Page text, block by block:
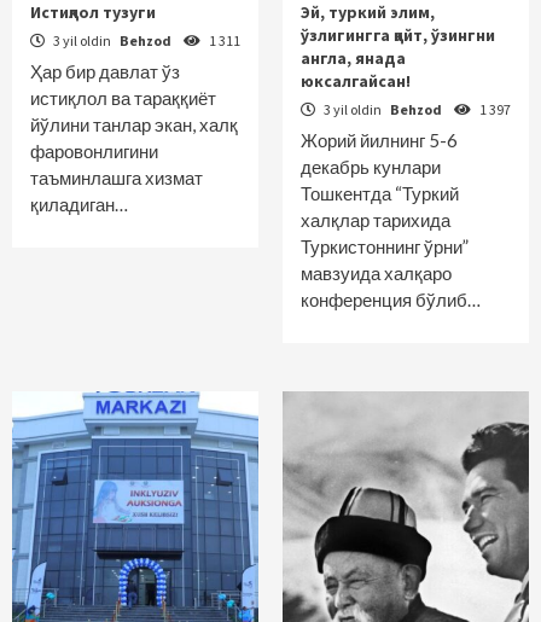
Истиқлол тузуги
3 yil oldin Behzod 1 311
Ҳар бир давлат ўз
истиқлол ва тараққиёт
йўлини танлар экан, халқ
фаровонлигини
таъминлашга хизмат
қиладиган…
Эй, туркий элим,
ўзлигингга қайт, ўзингни
англа, янада
юксалгайсан!
3 yil oldin Behzod 1 397
Жорий йилнинг 5-6
декабрь кунлари
Тошкентда “Туркий
халқлар тарихида
Туркистоннинг ўрни”
мавзуида халқаро
конференция бўлиб…